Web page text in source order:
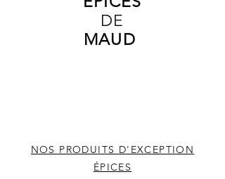
DE
MAUD
NOS PRODUITS D'EXCEPTION
ÉPICES